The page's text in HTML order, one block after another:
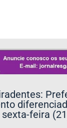
sexta-feira